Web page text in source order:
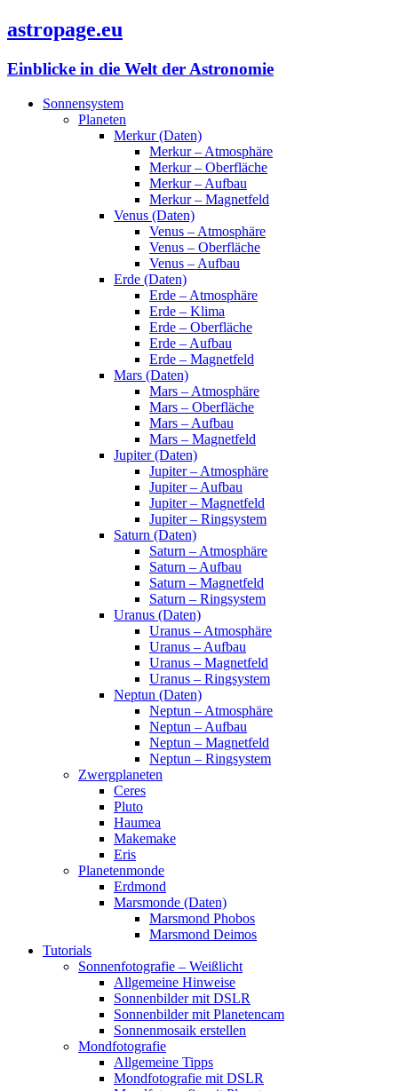
astropage.eu
Einblicke in die Welt der Astronomie
Sonnensystem
Planeten
Merkur (Daten)
Merkur – Atmosphäre
Merkur – Oberfläche
Merkur – Aufbau
Merkur – Magnetfeld
Venus (Daten)
Venus – Atmosphäre
Venus – Oberfläche
Venus – Aufbau
Erde (Daten)
Erde – Atmosphäre
Erde – Klima
Erde – Oberfläche
Erde – Aufbau
Erde – Magnetfeld
Mars (Daten)
Mars – Atmosphäre
Mars – Oberfläche
Mars – Aufbau
Mars – Magnetfeld
Jupiter (Daten)
Jupiter – Atmosphäre
Jupiter – Aufbau
Jupiter – Magnetfeld
Jupiter – Ringsystem
Saturn (Daten)
Saturn – Atmosphäre
Saturn – Aufbau
Saturn – Magnetfeld
Saturn – Ringsystem
Uranus (Daten)
Uranus – Atmosphäre
Uranus – Aufbau
Uranus – Magnetfeld
Uranus – Ringsystem
Neptun (Daten)
Neptun – Atmosphäre
Neptun – Aufbau
Neptun – Magnetfeld
Neptun – Ringsystem
Zwergplaneten
Ceres
Pluto
Haumea
Makemake
Eris
Planetenmonde
Erdmond
Marsmonde (Daten)
Marsmond Phobos
Marsmond Deimos
Tutorials
Sonnenfotografie – Weißlicht
Allgemeine Hinweise
Sonnenbilder mit DSLR
Sonnenbilder mit Planetencam
Sonnenmosaik erstellen
Mondfotografie
Allgemeine Tipps
Mondfotografie mit DSLR